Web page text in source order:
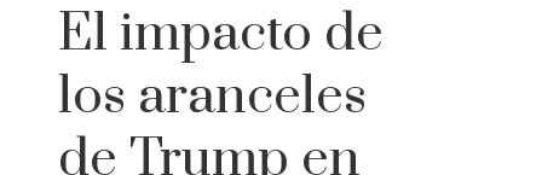
El impacto de
los aranceles
de Trump en